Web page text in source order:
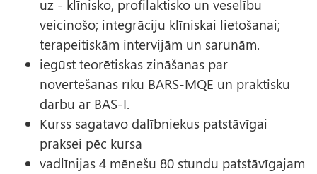
uz - klīnisko, profilaktisko un veselību
veicinošo; integrāciju klīniskai lietošanai;
terapeitiskām intervijām un sarunām.
iegūst teorētiskas zināšanas par
novērtēšanas rīku BARS-MQE un praktisku
darbu ar BAS-I.
Kurss sagatavo dalībniekus patstāvīgai
praksei pēc kursa
vadlīnijas 4 mēnešu 80 stundu patstāvīgajam